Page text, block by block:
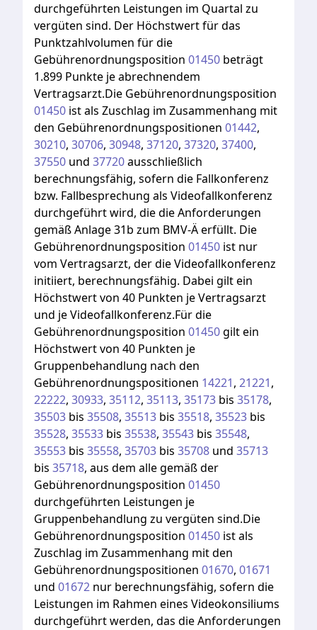
durchgeführten Leistungen im Quartal zu
vergüten sind. Der Höchstwertfürdas
Punktzahlvolumen fürdie
Gebührenordnungsposition 01450 beträgt
1.899 Punkte jeabrechnendem
Vertragsarzt.Die Gebührenordnungsposition
01450 istals Zuschlag im Zusammenhang mit
den Gebührenordnungspositionen 01442,
30210, 30706, 30948, 37120, 37320, 37400,
37550 und 37720ausschließlich
berechnungsfähig, sofern die Fallkonferenz
bzw. Fallbesprechung als Videofallkonferenz
durchgeführtwird, diedieAnforderungen
gemäßAnlage31b zum BMV-Äerfüllt. Die
Gebührenordnungsposition 01450 ist nur
vom Vertragsarzt, derdieVideofallkonferenz
initiiert, berechnungsfähig. Dabei giltein
Höchstwertvon 40 Punkten jeVertragsarzt
und jeVideofallkonferenz.Fürdie
Gebührenordnungsposition 01450giltein
Höchstwertvon 40 Punkten je
Gruppenbehandlung nach den
Gebührenordnungspositionen 14221, 21221,
22222, 30933, 35112, 35113, 35173 bis 35178,
35503 bis 35508, 35513 bis 35518, 35523 bis
35528, 35533 bis 35538, 35543 bis 35548,
35553 bis 35558, 35703 bis 35708 und 35713
bis 35718, aus dem allegemäßder
Gebührenordnungsposition 01450
durchgeführten Leistungen je
Gruppenbehandlung zu vergüten sind.Die
Gebührenordnungsposition 01450 istals
Zuschlag im Zusammenhang mitden
Gebührenordnungspositionen 01670, 01671
und 01672 nur berechnungsfähig, sofern die
Leistungen im Rahmen eines Videokonsiliums
durchgeführtwerden, das dieAnforderungen